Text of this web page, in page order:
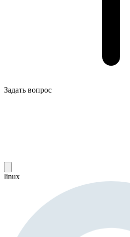
Задать вопрос
linux